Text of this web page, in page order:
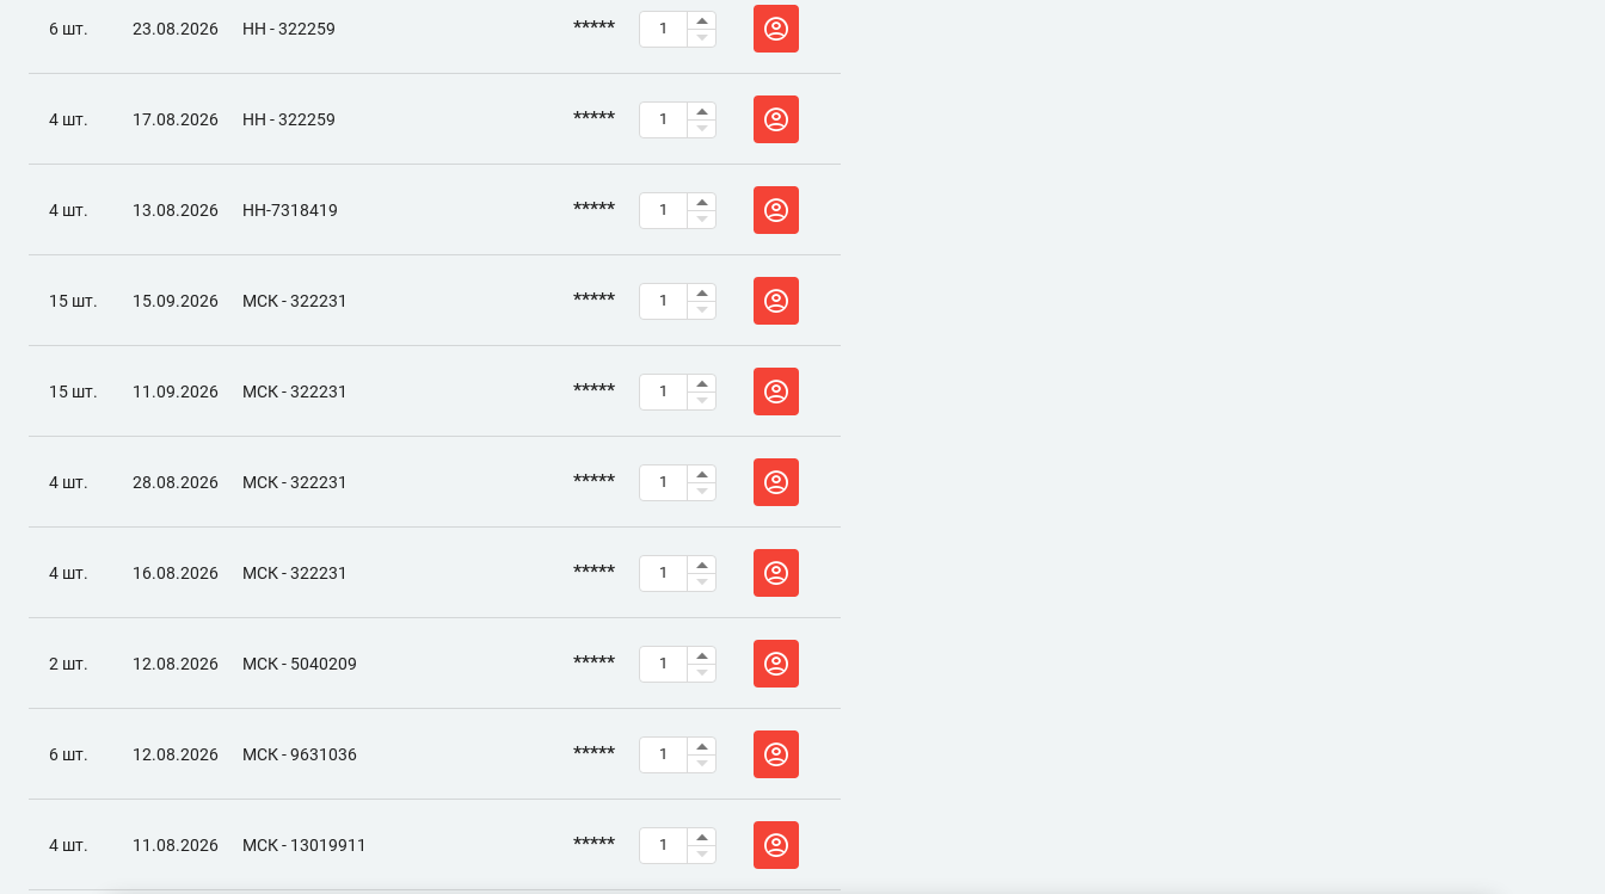
6 шт. 23.08.2026 НН - 322259 *****
4 шт. 17.08.2026 НН - 322259 *****
4 шт. 13.08.2026 НН-7318419 *****
15 шт. 15.09.2026 МСК - 322231 *****
15 шт. 11.09.2026 МСК - 322231 *****
4 шт. 28.08.2026 МСК - 322231 *****
4 шт. 16.08.2026 МСК - 322231 *****
2 шт. 12.08.2026 МСК - 5040209 *****
6 шт. 12.08.2026 МСК - 9631036 *****
4 шт. 11.08.2026 МСК - 13019911 *****